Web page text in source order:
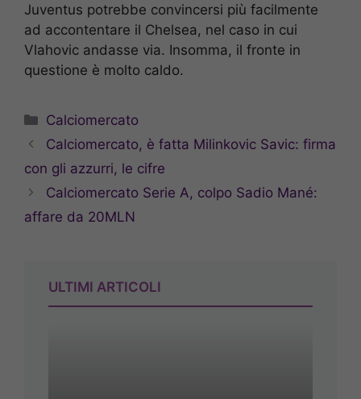
Juventus potrebbe convincersi più facilmente
ad accontentare il Chelsea, nel caso in cui
Vlahovic andasse via. Insomma, il fronte in
questione è molto caldo.
Categorie
Calciomercato
Calciomercato, è fatta Milinkovic Savic: firma
con gli azzurri, le cifre
Calciomercato Serie A, colpo Sadio Mané:
affare da 20MLN
ULTIMI ARTICOLI